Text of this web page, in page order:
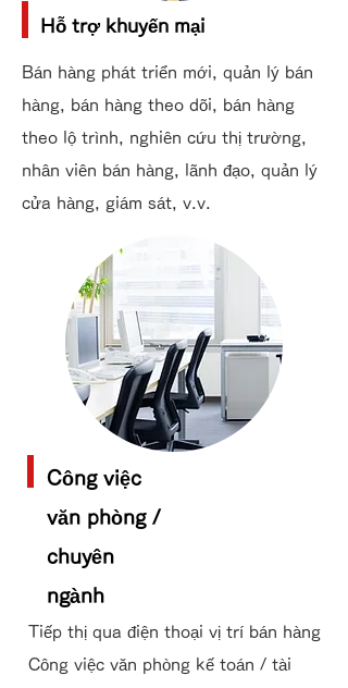
Hỗ trợ khuyến mại
Bán hàng phát triển mới, quản lý bán
hàng, bán hàng theo dõi, bán hàng
theo lộ trình, nghiên cứu thị trường,
nhân viên bán hàng, lãnh đạo, quản lý
cửa hàng, giám sát, v.v.
Công việc
văn phòng /
chuyên
ngành
Tiếp thị qua điện thoại vị trí bán hàng
Công việc văn phòng kế toán / tài